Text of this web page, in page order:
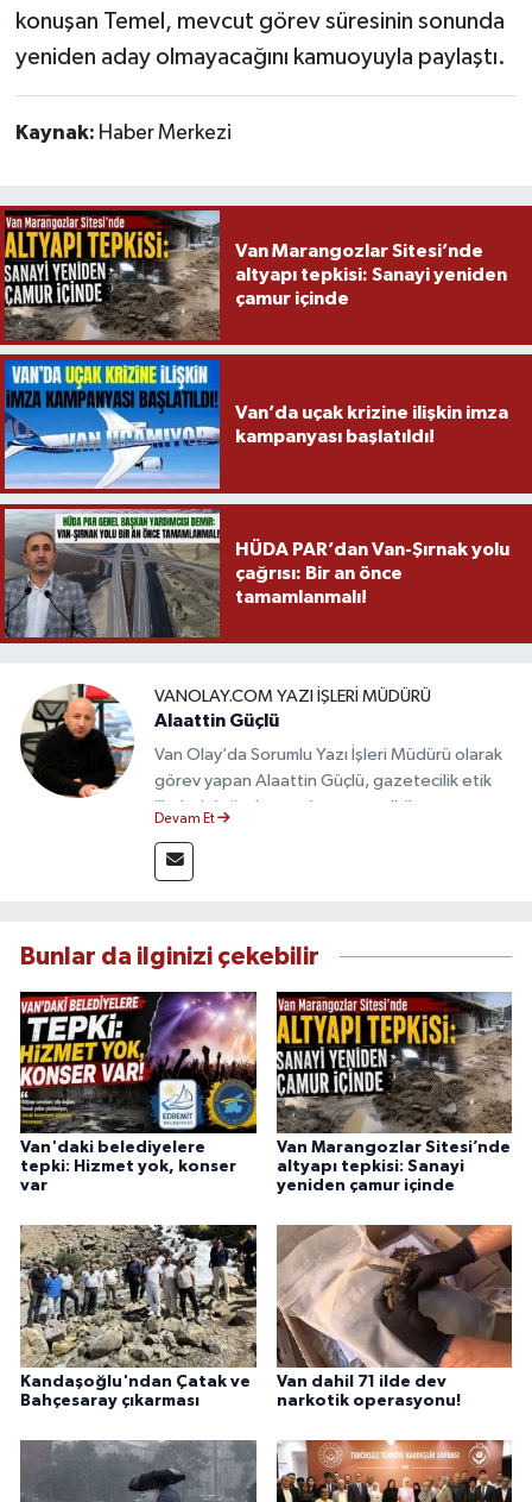
konuşan Temel, mevcut görev süresinin sonunda
yeniden aday olmayacağını kamuoyuyla paylaştı.
Kaynak: Haber Merkezi
Van Marangozlar Sitesi’nde
altyapı tepkisi: Sanayi yeniden
çamur içinde
Van’da uçak krizine ilişkin imza
kampanyası başlatıldı!
HÜDA PAR’dan Van-Şırnak yolu
çağrısı: Bir an önce
tamamlanmalı!
VANOLAY.COM YAZI İŞLERI MÜDÜRÜ
Alaattin Güçlü
Van Olay’da Sorumlu Yazı İşleri Müdürü olarak
görev yapan Alaattin Güçlü, gazetecilik etik
ilkeleri doğrultusunda yayın politikasının
yönetiminden sorumludur. Yerel ve ulusal
gündemi yakından takip eden Güçlü, tarafsız,
etmektedir.
Devam Et
Bunlar da ilginizi çekebilir
Van'daki belediyelere
tepki: Hizmet yok, konser
var
Van Marangozlar Sitesi’nde
altyapı tepkisi: Sanayi
yeniden çamur içinde
Kandaşoğlu'ndan Çatak ve
Bahçesaray çıkarması
Van dahil 71 ilde dev
narkotik operasyonu!